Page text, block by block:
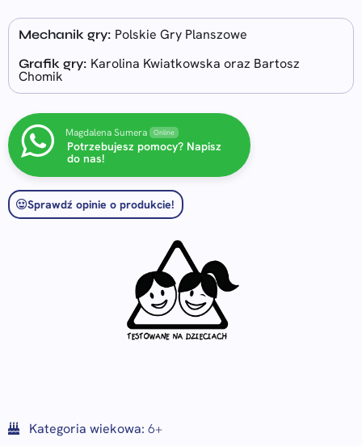
Mechanik gry: Polskie Gry Planszowe
Grafik gry: Karolina Kwiatkowska oraz Bartosz
Chomik
Magdalena Sumera Online
Potrzebujesz pomocy? Napisz
do nas!
Sprawdź opinie o produkcie!
Kategoria wiekowa: 6+